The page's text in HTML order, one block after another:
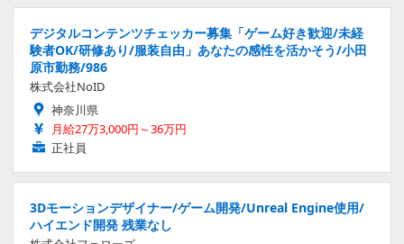
デジタルコンテンツチェッカー募集「ゲーム好き歓迎/未経
験者OK/研修あり/服装自由」あなたの感性を活かそう/小田
原市勤務/986
株式会社NoID
神奈川県
月給27万3,000円～36万円
正社員
3Dモーションデザイナー/ゲーム開発/Unreal Engine使用/
ハイエンド開発 残業なし